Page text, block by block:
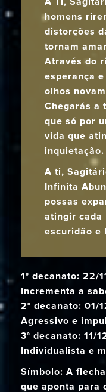
homens
distorções
tornam
Através do
esperança
olhos
Chegarás a
que só por
vida que
inquietação.
A ti,
Infinita
possas
atingir cada
escuridão e
1° decanato: 22/
Incrementa a
2° decanato: 01/
Agressivo e
3° decanato: 11/
Individualista e
Símbolo: A flecha
que aponta para